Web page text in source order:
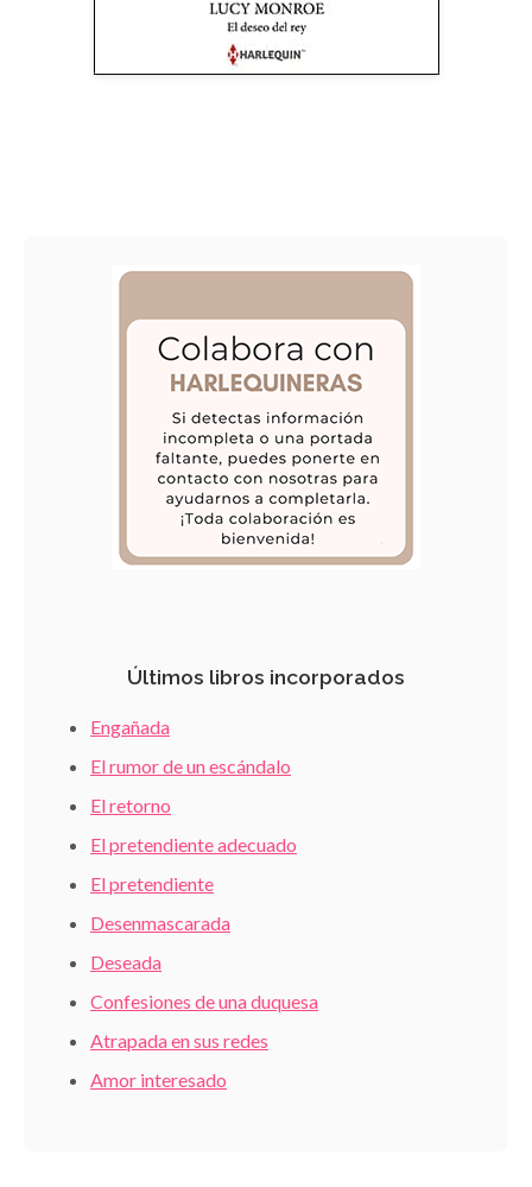
Últimos libros incorporados
Engañada
El rumor de un escándalo
El retorno
El pretendiente adecuado
El pretendiente
Desenmascarada
Deseada
Confesiones de una duquesa
Atrapada en sus redes
Amor interesado